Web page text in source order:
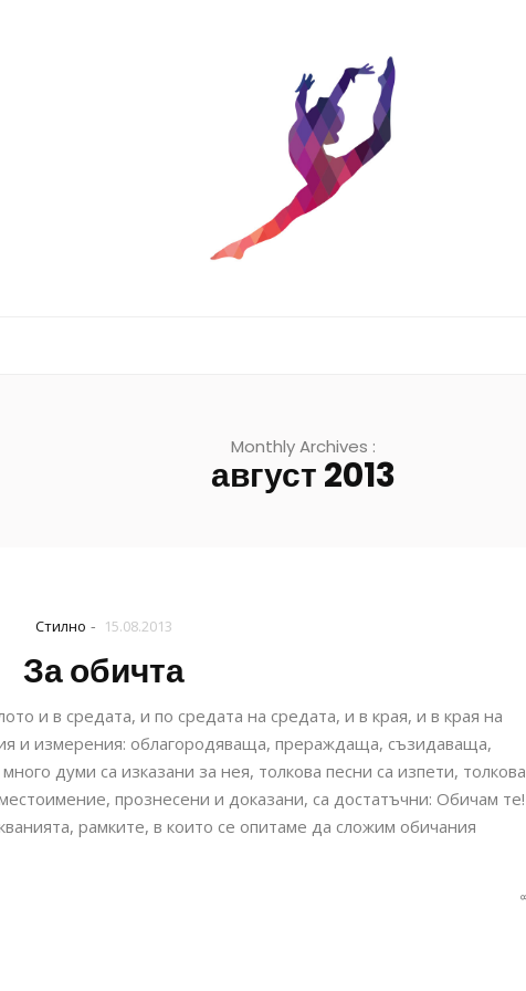
Monthly Archives :
август 2013
Стилно - 15.08.2013
За обичта
и в средата, и по средата на средата, и в края, и в края на
и измерения: облагородяваща, прераждаща, съзидаваща,
думи са изказани за нея, толкова песни са изпети, толкова
прознесени и доказани, са достатъчни: Обичам те!
рамките, в които се опитаме да сложим обичания